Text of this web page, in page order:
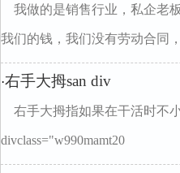
我做的是销售行业，私企老
我们的钱，我们没有劳动合同
·右手大拇san div
右手大拇指如果在干活时不
divclass="w990mamt20